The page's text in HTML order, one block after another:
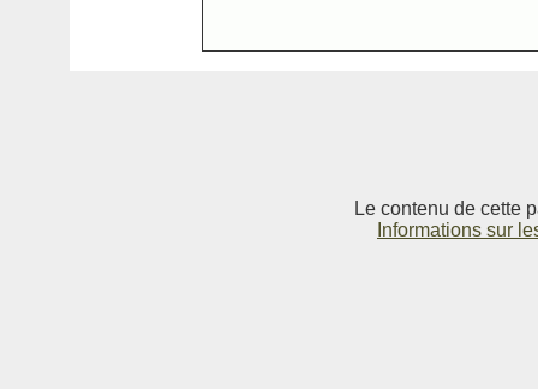
Le contenu de cette
Informations sur